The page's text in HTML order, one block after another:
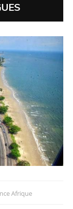
Afrique